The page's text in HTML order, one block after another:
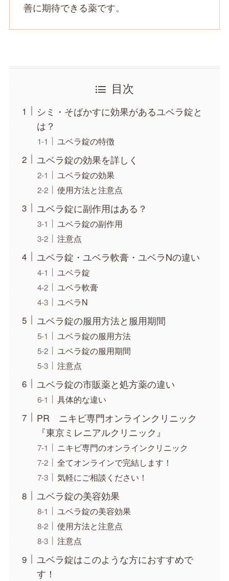
善に期待できる薬です。
目次
シミ・そばかすに効果があるユベラ錠と
は？
ユベラ錠の特徴
ユベラ錠の効果を詳しく
ユベラ錠の効果
使用方法と注意点
ユベラ錠に副作用はある？
ユベラ錠の副作用
注意点
ユベラ錠・ユベラ軟膏・ユベラNの違い
ユベラ錠
ユベラ軟膏
ユベラN
ユベラ錠の服用方法と服用期間
ユベラ錠の服用方法
ユベラ錠の服用期間
注意点
ユベラ錠の市販薬と処方薬の違い
具体的な違い
PR ニキビ専門オンラインクリニック
『東京ミレニアルクリニック』
ニキビ専門のオンラインクリニック
全てオンラインで完結します！
気軽にご相談ください！
ユベラ錠の美容効果
ユベラ錠の美容効果
使用方法と注意点
注意点
ユベラ錠はこのような方におすすめで
す！